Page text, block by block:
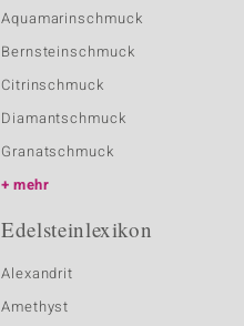
Aquamarinschmuck
Bernsteinschmuck
Citrinschmuck
Diamantschmuck
Granatschmuck
mehr
Edelsteinlexikon
Alexandrit
Amethyst